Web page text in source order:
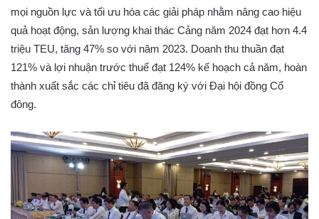
mọi nguồn lực và tối ưu hóa các giải pháp nhằm nâng cao hiệu
quả hoạt động, sản lượng khai thác Cảng năm 2024 đạt hơn 4.4
triệu TEU, tăng 47% so với năm 2023. Doanh thu thuần đạt
121% và lợi nhuận trước thuế đạt 124% kế hoạch cả năm, hoàn
thành xuất sắc các chỉ tiêu đã đăng ký với Đại hội đồng Cổ
đông.